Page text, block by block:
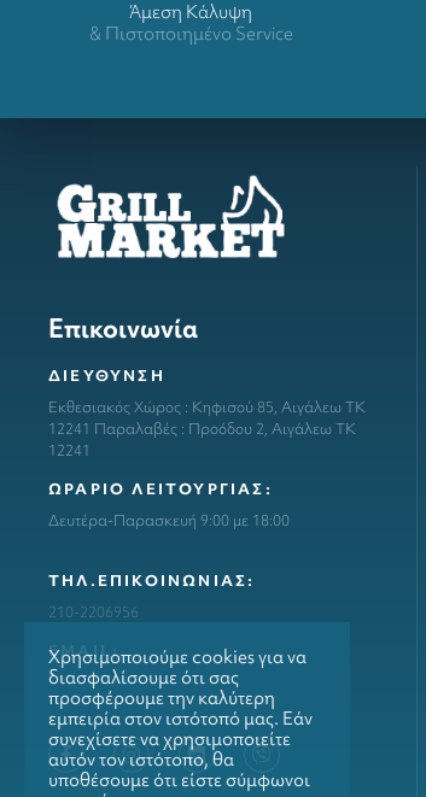
Άμεση Κάλυψη
& Πιστοποιημένο Service
Επικοινωνία
ΔΙΕΥΘΥΝΣΗ
Εκθεσιακός Χώρος : Κηφισού 85, Αιγάλεω ΤΚ
12241 Παραλαβές : Προόδου 2, Αιγάλεω ΤΚ
12241
ΩΡΑΡΙΟ ΛΕΙΤΟΥΡΓΙΑΣ:
Δευτέρα-Παρασκευή 9:00 με 18:00
ΤΗΛ.ΕΠΙΚΟΙΝΩΝΙΑΣ:
210-2206956
ΕΜΑΙL:
info@grillmarket.gr
Χρησιμοποιούμε cookies για να
διασφαλίσουμε ότι σας
προσφέρουμε την καλύτερη
εμπειρία στον ιστότοπό μας. Εάν
συνεχίσετε να χρησιμοποιείτε
αυτόν τον ιστότοπο, θα
υποθέσουμε ότι είστε σύμφωνοι